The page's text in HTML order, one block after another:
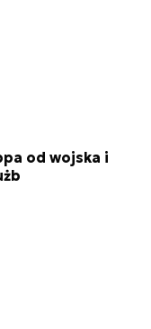
od wojska i